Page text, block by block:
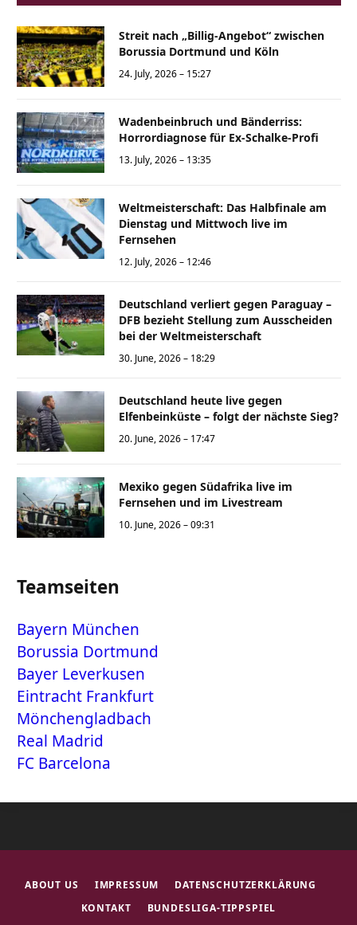
Streit nach „Billig-Angebot“ zwischen
Borussia Dortmund und Köln
24. July, 2026 – 15:27
Wadenbeinbruch und Bänderriss:
Horrordiagnose für Ex-Schalke-Profi
13. July, 2026 – 13:35
Weltmeisterschaft: Das Halbfinale am
Dienstag und Mittwoch live im
Fernsehen
12. July, 2026 – 12:46
Deutschland verliert gegen Paraguay –
DFB bezieht Stellung zum Ausscheiden
bei der Weltmeisterschaft
30. June, 2026 – 18:29
Deutschland heute live gegen
Elfenbeinküste – folgt der nächste Sieg?
20. June, 2026 – 17:47
Mexiko gegen Südafrika live im
Fernsehen und im Livestream
10. June, 2026 – 09:31
Teamseiten
Bayern München
Borussia Dortmund
Bayer Leverkusen
Eintracht Frankfurt
Mönchengladbach
Real Madrid
FC Barcelona
ABOUT US IMPRESSUM
DATENSCHUTZERKLÄRUNG
KONTAKT
BUNDESLIGA-TIPPSPIEL